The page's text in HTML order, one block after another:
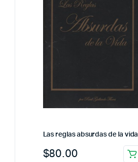
Las reglas absurdas de la vida
$80.00